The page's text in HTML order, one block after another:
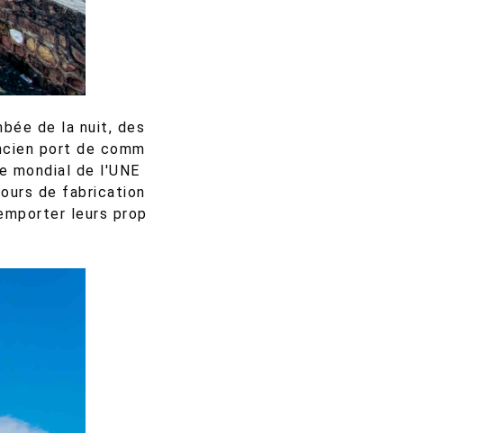
de la nuit, des
port de comm
mondial de l'UNE
de fabrication
leurs prop